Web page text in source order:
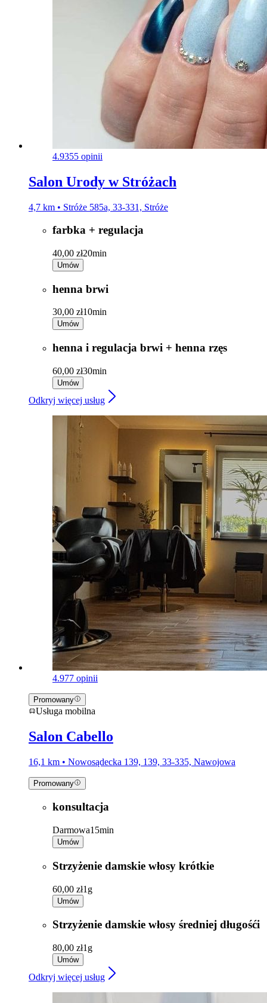
4.9355 opinii
Salon Urody w Stróżach
4,7 km • Stróże 585a, 33-331, Stróże
farbka + regulacja
40,00 zł20min
Umów
henna brwi
30,00 zł10min
Umów
henna i regulacja brwi + henna rzęs
60,00 zł30min
Umów
Odkryj więcej usług
4.977 opinii
Promowany
Usługa mobilna
Salon Cabello
16,1 km • Nowosądecka 139, 139, 33-335, Nawojowa
Promowany
konsultacja
Darmowa15min
Umów
Strzyżenie damskie włosy krótkie
60,00 zł1g
Umów
Strzyżenie damskie włosy średniej długośći
80,00 zł1g
Umów
Odkryj więcej usług